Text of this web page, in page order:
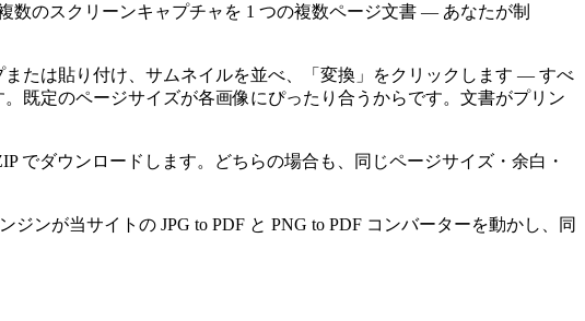
数のスクリーンキャプチャを 1 つの複数ページ文書 — あなたが制
たは貼り付け、サムネイルを並べ、「変換」をクリックします — すべ
既定のページサイズが各画像にぴったり合うからです。文書がプリン
でダウンロードします。どちらの場合も、同じページサイズ・余白・
が当サイトの JPG to PDF と PNG to PDF コンバーターを動かし、同